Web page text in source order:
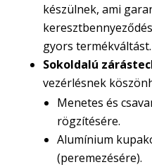
készülnek, ami
gyors termékváltást.
Sokoldalú
vezérlésnek
Menetes és
rögzítésére.
Alumínium
(peremezésére).